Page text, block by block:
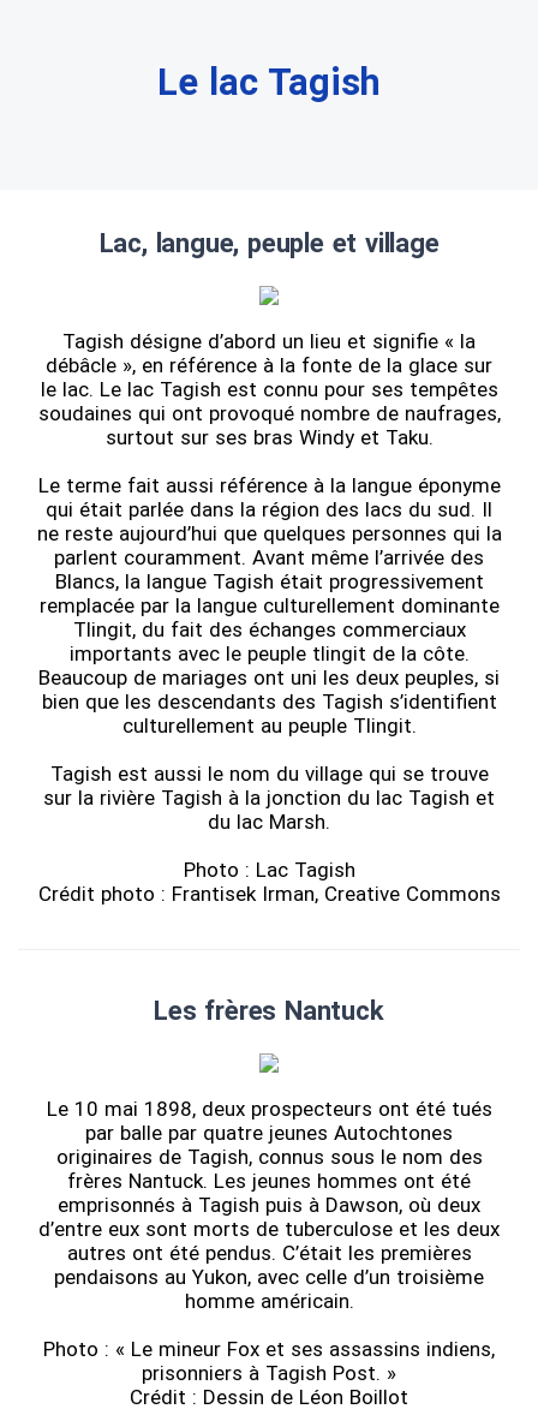
Le lac Tagish
Lac, langue, peuple et village
Tagish désigne d’abord un lieu et signifie « la
débâcle », en référence à la fonte de la glace sur
le lac. Le lac Tagish est connu pour ses tempêtes
soudaines qui ont provoqué nombre de naufrages,
surtout sur ses bras Windy et Taku.
Le terme fait aussi référence à la langue éponyme
qui était parlée dans la région des lacs du sud. Il
ne reste aujourd’hui que quelques personnes qui la
parlent couramment. Avant même l’arrivée des
Blancs, la langue Tagish était progressivement
remplacée par la langue culturellement dominante
Tlingit, du fait des échanges commerciaux
importants avec le peuple tlingit de la côte.
Beaucoup de mariages ont uni les deux peuples, si
bien que les descendants des Tagish s’identifient
culturellement au peuple Tlingit.
Tagish est aussi le nom du village qui se trouve
sur la rivière Tagish à la jonction du lac Tagish et
du lac Marsh.
Photo : Lac Tagish
Crédit photo : Frantisek Irman, Creative Commons
Les frères Nantuck
Le 10 mai 1898, deux prospecteurs ont été tués
par balle par quatre jeunes Autochtones
originaires de Tagish, connus sous le nom des
frères Nantuck. Les jeunes hommes ont été
emprisonnés à Tagish puis à Dawson, où deux
d’entre eux sont morts de tuberculose et les deux
autres ont été pendus. C’était les premières
pendaisons au Yukon, avec celle d’un troisième
homme américain.
Photo : « Le mineur Fox et ses assassins indiens,
prisonniers à Tagish Post. »
Crédit : Dessin de Léon Boillot